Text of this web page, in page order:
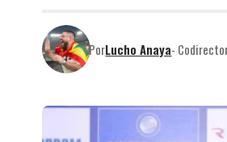
PorLucho Anaya-